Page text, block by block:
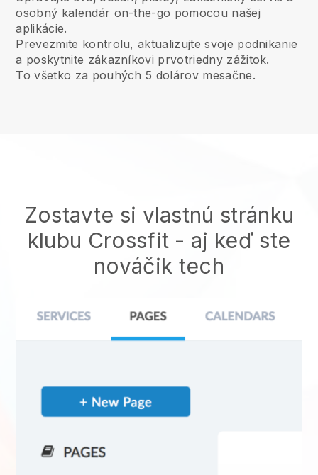
osobný kalendár on-the-go pomocou našej
aplikácie.
Prevezmite kontrolu, aktualizujte svoje podnikanie
a poskytnite zákazníkovi prvotriedny zážitok.
To všetko za pouhých 5 dolárov mesačne.
Zostavte si vlastnú stránku
klubu Crossfit - aj keď ste
nováčik tech